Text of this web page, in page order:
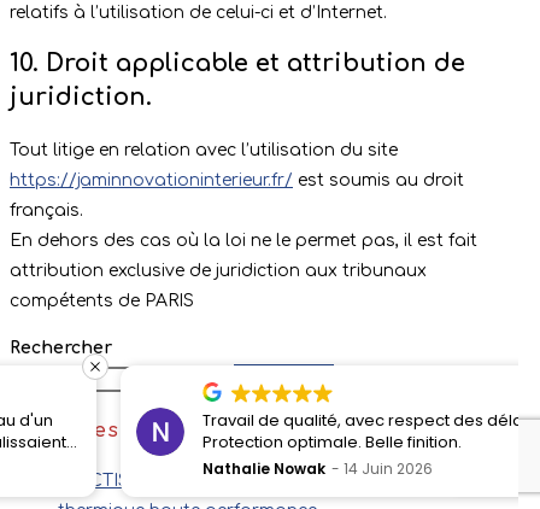
relatifs à l’utilisation de celui-ci et d’Internet.
10. Droit applicable et attribution de
juridiction.
Tout litige en relation avec l’utilisation du site
https://jaminnovationinterieur.fr/ est soumis au droit
français.
En dehors des cas où la loi ne le permet pas, il est fait
attribution exclusive de juridiction aux tribunaux
compétents de PARIS
Rechercher
Dernières actualités
Travail de qualité, avec respect des délais.
Protection optimale. Belle finition.
Nathalie Nowak 14 Juin 2026